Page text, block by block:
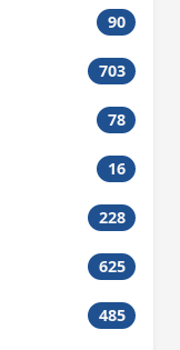
90
703
78
16
228
625
485